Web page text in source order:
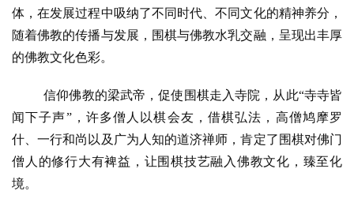
体，在发展过程中吸纳了不同时代、不同文化的精神养分，
随着佛教的传播与发展，围棋与佛教水乳交融，呈现出丰厚
的佛教文化色彩。
信仰佛教的梁武帝，促使围棋走入寺院，从此“寺寺皆
闻下子声”，许多僧人以棋会友，借棋弘法，高僧鸠摩罗
什、一行和尚以及广为人知的道济禅师，肯定了围棋对佛门
僧人的修行大有裨益，让围棋技艺融入佛教文化，臻至化
境。